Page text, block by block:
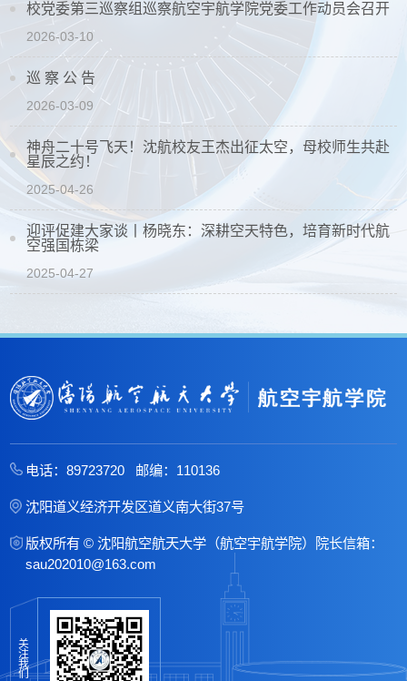
校党委第三巡察组巡察航空宇航学院党委工作动员会召开
2026-03-10
巡 察 公 告
2026-03-09
神舟二十号飞天！沈航校友王杰出征太空，母校师生共赴
星辰之约！
2025-04-26
迎评促建大家谈⼁杨晓东：深耕空天特色，培育新时代航
空强国栋梁
2025-04-27
电话：89723720 邮编：110136
沈阳道义经济开发区道义南大街37号
版权所有 © 沈阳航空航天大学（航空宇航学院）院长信箱：
sau202010@163.com
关
注
我
们